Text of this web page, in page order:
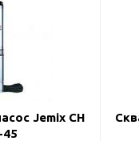
Jemix CH
45